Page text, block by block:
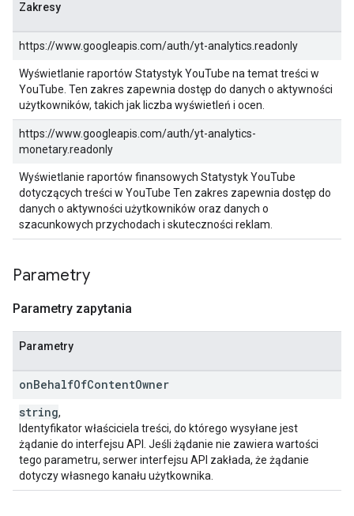
Zakresy
https://www.googleapis.com/auth/yt-analytics.readonly
Wyświetlanie raportów Statystyk YouTube na temat treści w
YouTube. Ten zakres zapewnia dostęp do danych o aktywności
użytkowników, takich jak liczba wyświetleń i ocen.
https://www.googleapis.com/auth/yt-analytics-
monetary.readonly
Wyświetlanie raportów finansowych Statystyk YouTube
dotyczących treści w YouTube Ten zakres zapewnia dostęp do
danych o aktywności użytkowników oraz danych o
szacunkowych przychodach i skuteczności reklam.
Parametry
Parametry zapytania
Parametry
onBehalfOfContentOwner
string,
Identyfikator właściciela treści, do którego wysyłane jest
żądanie do interfejsu API. Jeśli żądanie nie zawiera wartości
tego parametru, serwer interfejsu API zakłada, że żądanie
dotyczy własnego kanału użytkownika.